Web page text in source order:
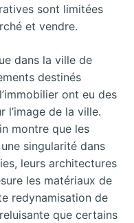
sont limitées
et vendre.
dans la ville de
destinés
ont eu des
l’image de la ville.
montre que les
singularité dans
leurs architectures
les matériaux de
redynamisation de
que certains